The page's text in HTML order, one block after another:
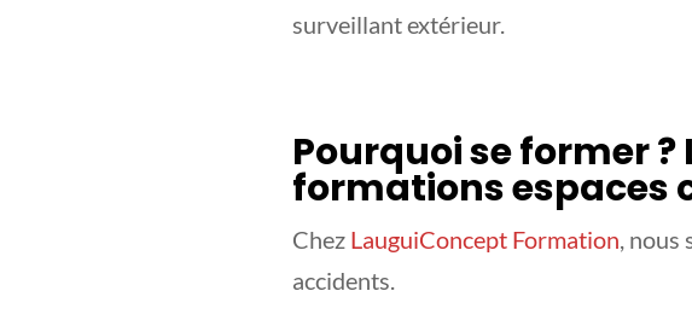
surveillant extérieur.
Pourquoi se former
formations espaces
Chez LauguiConcept Formation, nous
accidents.